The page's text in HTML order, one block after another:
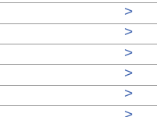
>
>
>
>
>